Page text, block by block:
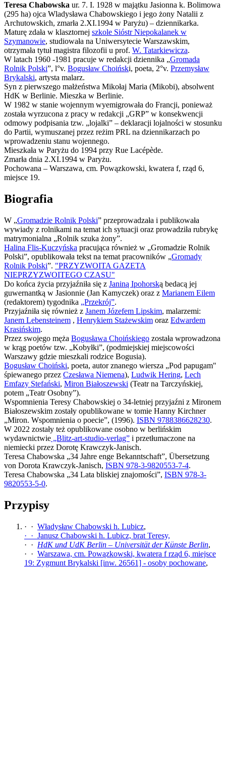
Teresa Chabowska ur. 7. I. 1928 w majątku Jasionna k. Bolimowa
(295 ha) ojca Wladysława Chabowskiego i jego żony Natalii z
Archutowskich, zmarła 2.XI.1994 w Paryżu) – dziennikarka.
Maturę zdała w klasztornej szkole Sióstr Niepokalanek w
Szymanowie, studiowała na Uniwersytecie Warszawskim,
otrzymała tytuł magistra filozofii u prof. W. Tatarkiewicza.
W latach 1960 -1981 pracuje w redakcji dziennika „Gromada
Rolnik Polski”, l°v. Bogusław Choiński, poeta, 2°v. Przemysław
Brykalski, artysta malarz.
Syn z pierwszego małżeństwa Mikołaj Maria (Mikobi), absolwent
HdK w Berlinie. Mieszka w Berlinie.
W 1982 w stanie wojennym wyemigrowała do Francji, ponieważ
została wyrzucona z pracy w redakcji „GRP” w konsekwencji
odmowy podpisania tzw. „lojalki” – deklaracji lojalności w stosunku
do Partii, wymuszanej przez reżim PRL na dziennikarzach po
wprowadzeniu stanu wojennego.
Mieszkała w Paryżu do 1994 przy Rue Lacépède.
Zmarła dnia 2.XI.1994 w Paryżu.
Pochowana – Warszawa, cm. Powązkowski, kwatera f, rząd 6,
miejsce 19.
Biografia
W „Gromadzie Rolnik Polski” przeprowadzała i publikowała
wywiady z rolnikami na temat ich sytuacji oraz prowadziła rubrykę
matrymonialna „Rolnik szuka żony”.
Halina Flis-Kuczyńska pracująca również w „Gromadzie Rolnik
Polski”, opublikowała tekst na temat pracowników „Gromady
Rolnik Polski”. "PRZYZWOITA GAZETA
NIEPRZYZWOITEGO CZASU"
Do końca życia przyjaźniła się z Janiną Ipohorską bedacą jej
guwernantką w Jasionnie (Jan Kamyczek) oraz z Marianem Eilem
(redaktorem) tygodnika „Przekrój”.
Przyjaźniła się również z Janem Józefem Lipskim, malarzemi:
Janem Lebensteinem , Henrykiem Stażewskim oraz Edwardem
Krasińskim.
Przez swojego męża Bogusława Choińskiego została wprowadzona
w krąg poetów tzw. „Kobyłki”, (podmiejskiej miejscowości
Warszawy gdzie mieszkali rodzice Bogusia).
Bogusław Choiński, poeta, autor znanego wiersza „Pod papugam"
śpiewanego przez Czesława Niemena), Ludwik Hering, Lech
Emfazy Stefański, Miron Białoszewski (Teatr na Tarczyńskiej,
potem „Teatr Osobny”).
Wspomnienia Teresy Chabowskiej o 34-letniej przyjaźni z Mironem
Białoszewskim zostały opublikowane w tomie Hanny Kirchner
„Miron. Wspomnienia o poecie”, (1996). ISBN 9788386628230.
W 2022 zostały też opublikowane osobno w berlińskim
wydawnictwie „Blitz-art-studio-verlag” i przetłumaczone na
niemiecki przez Dorotę Krawczyk-Janisch.
Teresa Chabowska „34 Jahre enge Bekanntschaft”, Übersetzung
von Dorota Krawczyk-Janisch, ISBN 978-3-9820553-7-4.
Teresa Chabowska „34 Lata bliskiej znajomości”, ISBN 978-3-
9820553-5-0.
Przypisy
· · Władysław Chabowski h. Lubicz,
· · Janusz Chabowski h. Lubicz, brat Teresy,
· · HdK und UdK Berlin – Universität der Künste Berlin,
· · Warszawa, cm. Powązkowski, kwatera f rząd 6, miejsce
19: Zygmunt Brykalski [inw. 26561] - osoby pochowane,